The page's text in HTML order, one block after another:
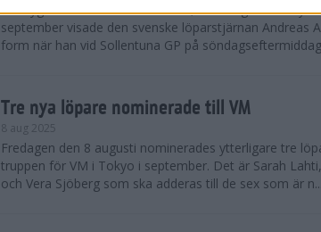
En dryg månad före friidrotts-VM, som avgörs i Tokyo
september visade den svenske löparstjärnan Andreas
form när han vid Sollentuna GP på
Tre nya löpare nominerade till VM
8 aug 2025
Fredagen den 8 augusti nominerades ytterligare tre
truppen för VM i Tokyo i september. Det är Sarah
och Vera Sjöberg som ska adderas till de sex som är n...